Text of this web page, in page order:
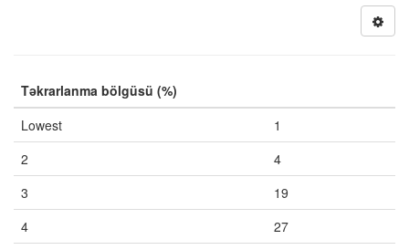
Təkrarlanma bölgüsü (%)
Lowest
1
2
4
3
19
4
27